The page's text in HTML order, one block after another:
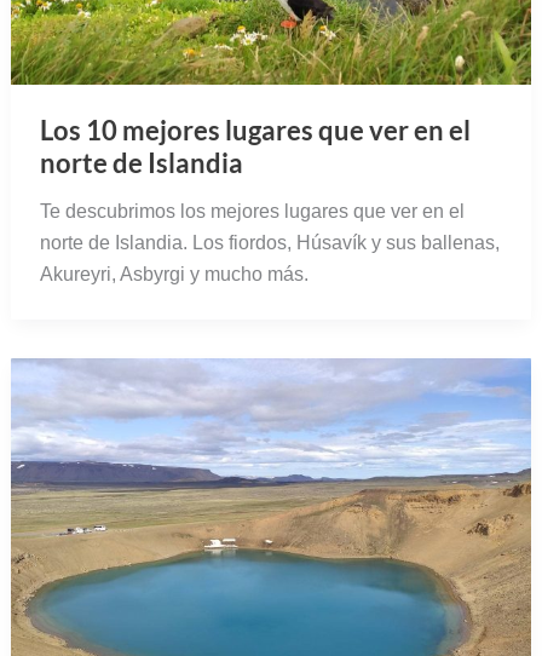
Los 10 mejores lugares que ver en el
norte de Islandia
Te descubrimos los mejores lugares que ver en el
norte de Islandia. Los fiordos, Húsavík y sus ballenas,
Akureyri, Asbyrgi y mucho más.